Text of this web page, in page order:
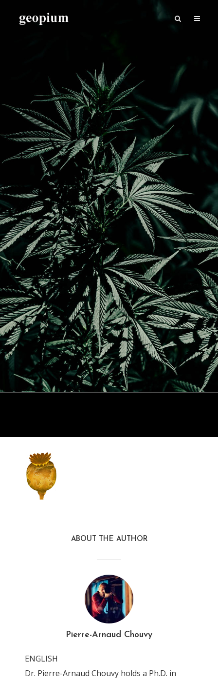
ABOUT THE AUTHOR
Pierre-Arnaud Chouvy
ENGLISH
Dr. Pierre-Arnaud Chouvy holds a Ph.D. in